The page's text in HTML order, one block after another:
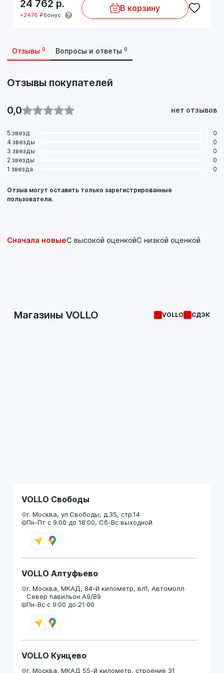
24 762 р.
+2476 ₽бонус
В корзину
Отзывы 0 Вопросы и ответы 0
Отзывы покупателей
0,0 нет отзывов
5 звезд
0
4 звезды
0
3 звезды
0
2 звезды
0
1 звезда
0
Отзыв могут оставить только зарегистрированные
пользователи.
Сначала новыеС высокой оценкойС низкой оценкой
Магазины VOLLO VOLLO СДЭК
VOLLO Свободы
г. Москва, ул.Свободы, д.35, стр.14
Пн-Пт с 9:00 до 18:00, Сб-Вс выходной
VOLLO Алтуфьево
г. Москва, МКАД, 84-й километр, вл1, Автомолл
Север павильон А9/В9
Пн-Вс с 9:00 до 21:00
VOLLO Кунцево
г. Москва, МКАД 55-й километр, строение 31